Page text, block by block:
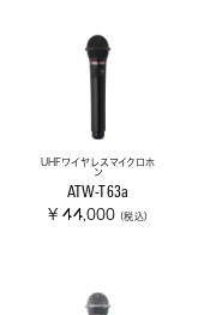
UHFワイヤレスマイクロホ
ン
ATW-T63a
¥ 44,000 (税込)